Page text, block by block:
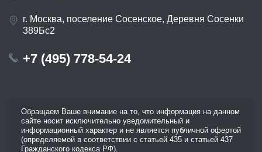
г. Москва, поселение Сосенское, Деревня Сосенки
389Бс2
+7 (495) 778-54-24
Обращаем Ваше внимание на то, что информация на данном
сайте носит исключительно уведомительный и
информационный характер и не является публичной офертой
(определяемой в соответствии с статьей 435 и статьей 437
Гражданского кодекса РФ).